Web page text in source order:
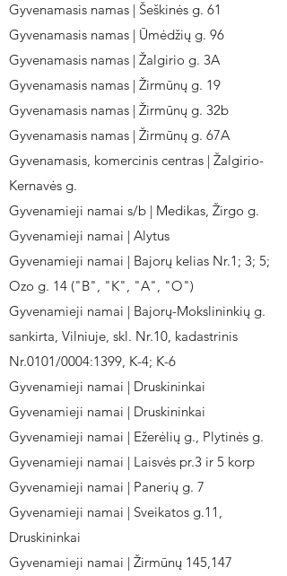
Gyvenamasis namas | Šeškinės g. 61
Gyvenamasis namas | Ūmėdžių g. 96
Gyvenamasis namas | Žalgirio g. 3A
Gyvenamasis namas | Žirmūnų g. 19
Gyvenamasis namas | Žirmūnų g. 32b
Gyvenamasis namas | Žirmūnų g. 67A
Gyvenamasis, komercinis centras | Žalgirio-
Kernavės g.
Gyvenamieji namai s/b | Medikas, Žirgo g.
Gyvenamieji namai | Alytus
Gyvenamieji namai | Bajorų kelias Nr.1; 3; 5;
Ozo g. 14 ("B", "K", "A", "O")
Gyvenamieji namai | Bajorų-Mokslininkių g.
sankirta, Vilniuje, skl. Nr.10, kadastrinis
Nr.0101/0004:1399, K-4; K-6
Gyvenamieji namai | Druskininkai
Gyvenamieji namai | Druskininkai
Gyvenamieji namai | Ežerėlių g., Plytinės g.
Gyvenamieji namai | Laisvės pr.3 ir 5 korp
Gyvenamieji namai | Panerių g. 7
Gyvenamieji namai | Sveikatos g.11,
Druskininkai
Gyvenamieji namai | Žirmūnų 145,147